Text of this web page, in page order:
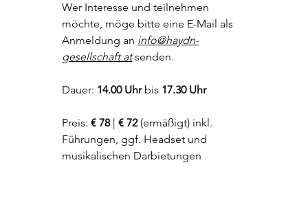
Wer Interesse und teilnehmen
möchte, möge bitte eine E-Mail als
Anmeldung an info@haydn-
gesellschaft.at senden.
Dauer: 14.00 Uhr bis 17.30 Uhr
Preis: € 78 | € 72 (ermäßigt) inkl.
Führungen, ggf. Headset und
musikalischen Darbietungen